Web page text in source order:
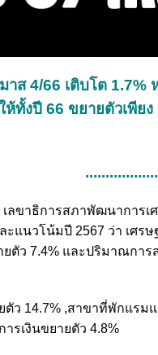
าส 4/66 เติบโต
ห้ทั้งปี 66 ขยายตัวเพี
ลขาธิการสภาพัฒนาการ
แนวโน้มปี 2567 ว่า เศร
ตัว 7.4% และปริมาณกา
14.7% ,สาขาที่พักแรม
รเงินขยายตัว 4.8%